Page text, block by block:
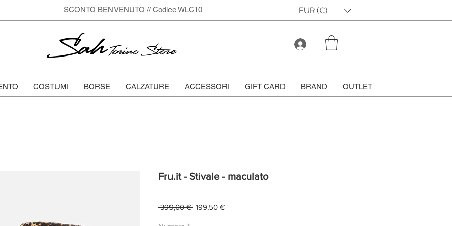
SCONTO BENVENUTO // Codice WLC10 EUR (€)
SahTorino Store
COSTUMI BORSE CALZATURE ACCESSORI GIFT CARD BRAND OUTLET
Fru.it - Stivale - maculato
399,00 € Prezzo
199,50 €Prezzo